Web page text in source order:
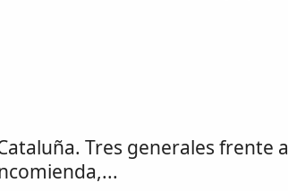
Tres generales frente a